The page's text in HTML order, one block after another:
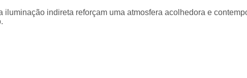
iluminação indireta reforçam uma atmosfera acolhedora e